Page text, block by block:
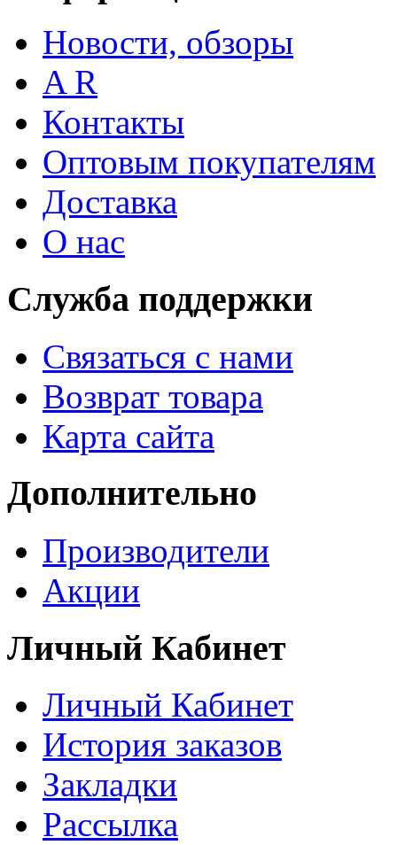
Новости, обзоры
A R
Контакты
Оптовым покупателям
Доставка
О нас
Служба поддержки
Связаться с нами
Возврат товара
Карта сайта
Дополнительно
Производители
Акции
Личный Кабинет
Личный Кабинет
История заказов
Закладки
Рассылка